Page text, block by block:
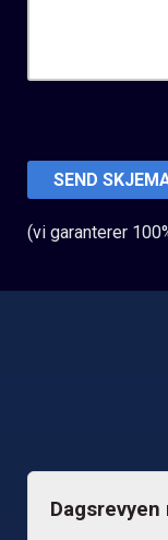
(vi garanterer